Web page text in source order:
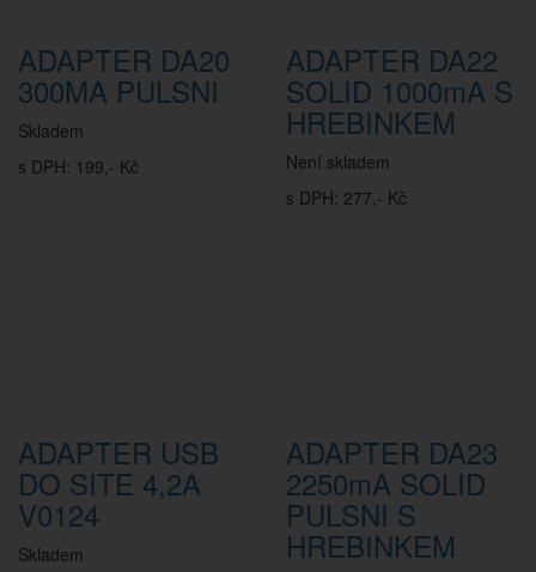
ADAPTER DA20
300MA PULSNI
Skladem
s DPH: 199,- Kč
ADAPTER DA22
SOLID 1000mA S
HREBINKEM
Není skladem
s DPH: 277,- Kč
ADAPTER USB
DO SITE 4,2A
V0124
Skladem
ADAPTER DA23
2250mA SOLID
PULSNI S
HREBINKEM